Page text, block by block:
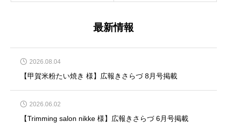
最新情報
2026.08.04
【甲賀米粉たい焼き 様】広報きさらづ 8月号掲載
2026.06.02
【Trimming salon nikke 様】広報きさらづ 6月号掲載